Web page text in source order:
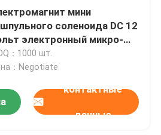
мини
соленоида DC 12
электронный микро-
закрытый
：1000 шт.
：Negotiate
контактные
данные